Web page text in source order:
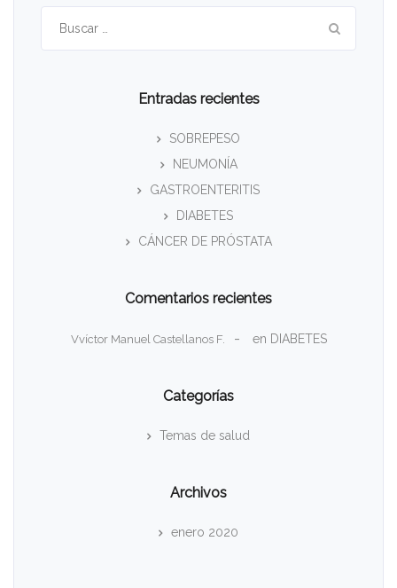
Entradas recientes
SOBREPESO
NEUMONÍA
GASTROENTERITIS
DIABETES
CÁNCER DE PRÓSTATA
Comentarios recientes
Vvíctor Manuel Castellanos F. en DIABETES
Categorías
Temas de salud
Archivos
enero 2020